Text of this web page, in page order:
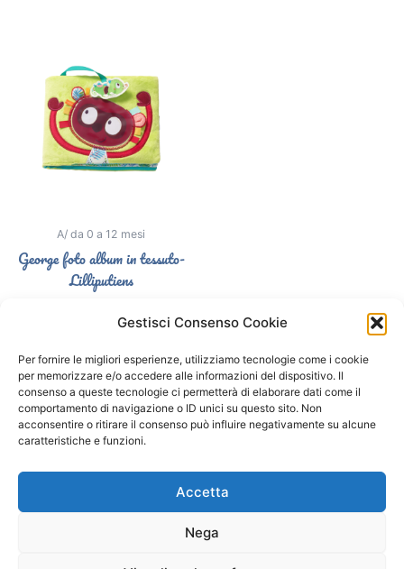
Gestisci Consenso Cookie
Per fornire le migliori esperienze, utilizziamo tecnologie come i cookie
per memorizzare e/o accedere alle informazioni del dispositivo. Il
consenso a queste tecnologie ci permetterà di elaborare dati come il
comportamento di navigazione o ID unici su questo sito. Non
acconsentire o ritirare il consenso può influire negativamente su alcune
caratteristiche e funzioni.
Accetta
Nega
A/ da 0 a 12 mesi
George foto album in tessuto-
Lilliputiens
Segui il Gatto Blu sui social
a
c
e
b
n
s
t